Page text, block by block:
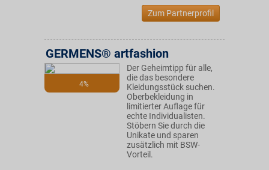
Zum Partnerprofil
4%
GERMENS® artfashion
Der Geheimtipp für alle,
die das besondere
Kleidungsstück suchen.
Oberbekleidung in
limitierter Auflage für
echte Individualisten.
Stöbern Sie durch die
Unikate und sparen
zusätzlich mit BSW-
Vorteil.